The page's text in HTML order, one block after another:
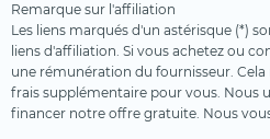
Remarque sur l'affiliation
Les liens marqués d'un astérisque (*)
liens d'affiliation. Si vous achetez ou
une rémunération du fournisseur.
frais supplémentaire pour vous. Nous
financer notre offre gratuite. Nous